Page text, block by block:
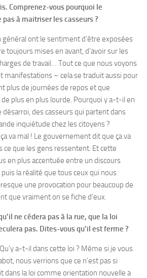
Comprenez-vous pourquoi le
à maitriser les casseurs ?
général ont le sentiment d’être exposées
toujours mises en avant, d’avoir sur les
de travail… Tout ce que nous voyons
manifestations – cela se traduit aussi pour
plus de journées de repos et que
plus en plus lourde. Pourquoi y a-t-il en
des casseurs qui partent dans
inquiétude chez les citoyens ?
va mal ! Le gouvernement dit que ça va
ce que les gens ressentent. Et cette
en plus accentuée entre un discours
la réalité que tous ceux qui nous
une provocation pour beaucoup de
que vraiment on se fiche d’eux.
ne cédera pas à la rue, que la loi
pas. Dites-vous qu’il est ferme ?
a-t-il dans cette loi ? Même si je vous
nous verrions que ce n’est pas si
dans la loi comme orientation nouvelle a